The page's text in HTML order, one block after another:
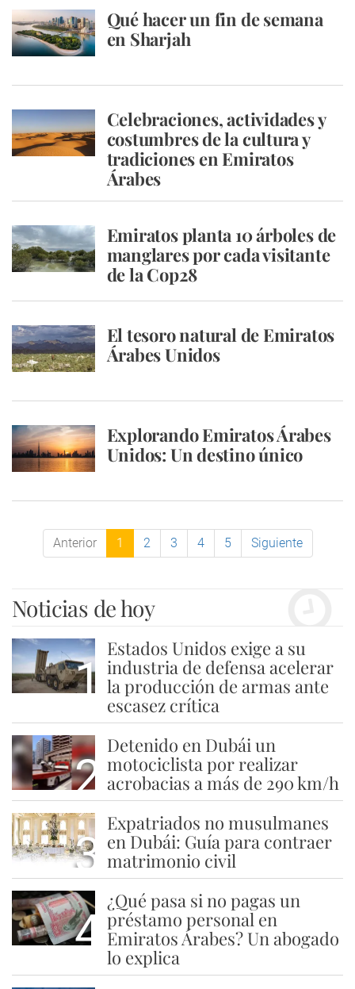
Qué hacer un fin de semana
en Sharjah
Celebraciones, actividades y
costumbres de la cultura y
tradiciones en Emiratos
Árabes
Emiratos planta 10 árboles de
manglares por cada visitante
de la Cop28
El tesoro natural de Emiratos
Árabes Unidos
Explorando Emiratos Árabes
Unidos: Un destino único
Anterior 1 2 3 4 5 Siguiente
Noticias de hoy
1
Estados Unidos exige a su
industria de defensa acelerar
la producción de armas ante
escasez crítica
2
Detenido en Dubái un
motociclista por realizar
acrobacias a más de 290 km/h
3
Expatriados no musulmanes
en Dubái: Guía para contraer
matrimonio civil
4
¿Qué pasa si no pagas un
préstamo personal en
Emiratos Árabes? Un abogado
lo explica